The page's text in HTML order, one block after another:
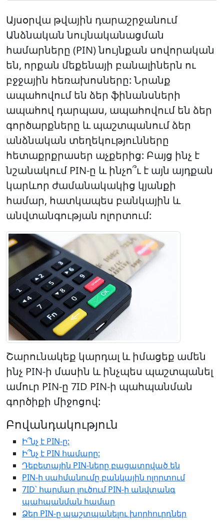
Այսօրվա թվային դարաշրջանում
Անձնական նույնականացման
համարները (PIN) նույնքան սովորական
են, որքան մեքենայի բանալիներն ու
բջջային հեռախոսները: Նրանք
ապահովում են ձեր ֆինանսների
ապահով դարպաս, ապահովում են ձեր
գործարքները և պաշտպանում ձեր
անձնական տեղեկությունները
հետաքրքրասեր աչքերից: Բայց ինչ է
նշանակում PIN-ը և ինչո՞ւ է այն այդքան
կարևոր ժամանակակից կյանքի
համար, հատկապես բանկային և
անվտանգության ոլորտում:
Շարունակեք կարդալ և իմացեք ամեն
ինչ PIN-ի մասին և ինչպես պաշտպանել
ամուր PIN-ը 7ID PIN-ի պահպանման
գործիքի միջոցով:
Բովանդակություն
Ի՞նչ է PIN-ը:
Ի՞նչ է PIN համարը:
Դեբետային PIN-ները բացատրված են
PIN-ի սահմանումը բանկային ոլորտում
7ID՝ հարմար լուծում PIN-ի անվտանգ
պահպանման համար
Ձեր PIN-ը պաշտպանելու խորհուրդներ